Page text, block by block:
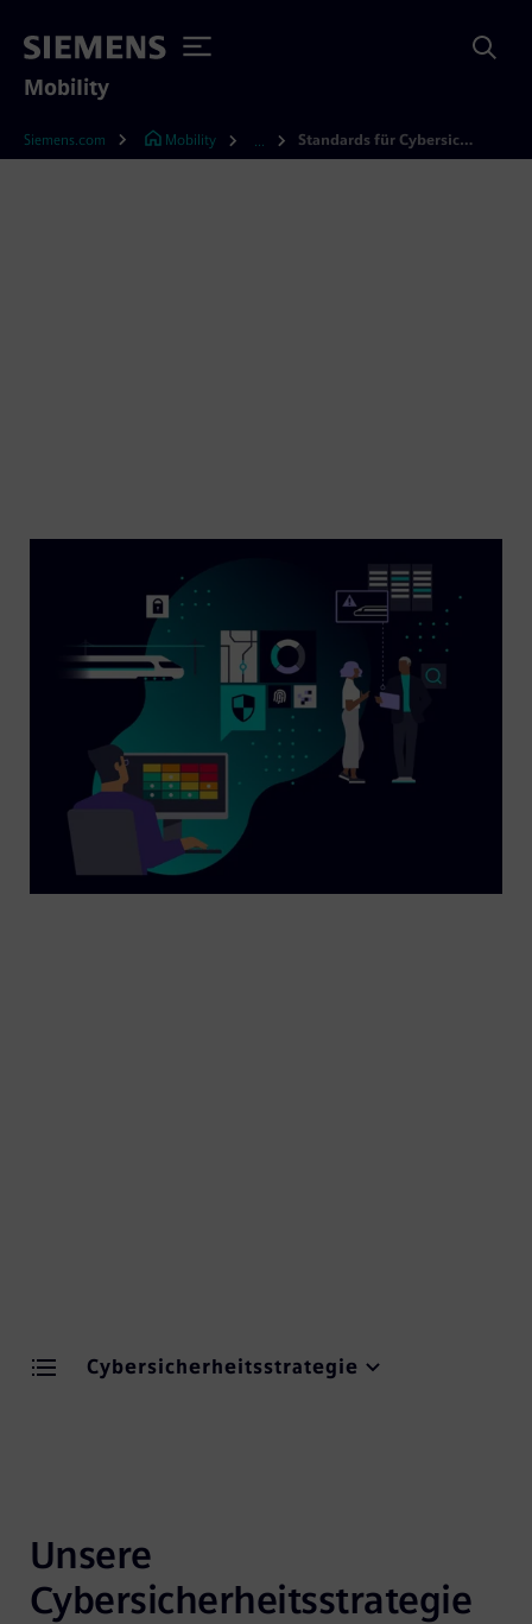
Mobility
Siemens.com Mobility Standards für Cybersicherheit und Lieferkettenmanagement im Bahnverkehr
Cybersicherheitsstrategie
Unsere
Cybersicherheitsstrategie